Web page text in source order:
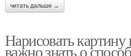
читать дальше →
Нарисовать картину
важно знать о